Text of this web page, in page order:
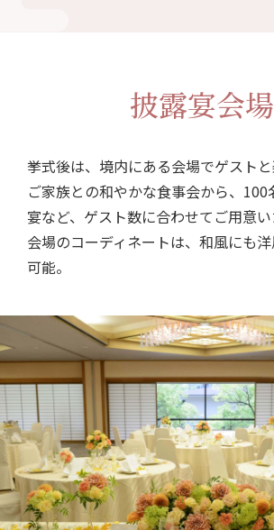
披露宴会場
挙式後は、境内にある会場でゲストと
ご家族との和やかな食事会から、
宴など、ゲスト数に合わせてご用意い
会場のコーディネートは、和風にも
可能。